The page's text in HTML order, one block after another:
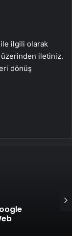
ilgili olarak
iletiniz.
dönüş